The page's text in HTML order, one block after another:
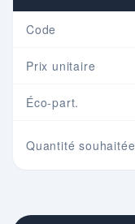
Code
Prix unitaire
Éco-part.
Quantité souhaitée